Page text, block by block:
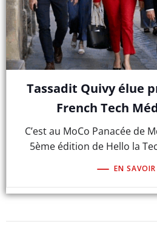
Tassadit Quivy élue
French Tech
C’est au MoCo Panacée de
5ème édition de Hello la
EN SAVOIR